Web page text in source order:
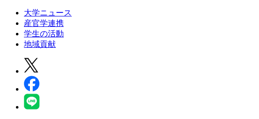
大学ニュース
産官学連携
学生の活動
地域貢献